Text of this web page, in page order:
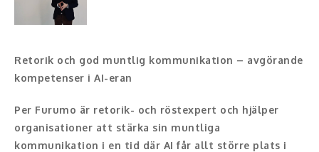
Moderator
Workshopledare, facilitator
Radio och TV-profiler
Underhållning och event
Retorik och god muntlig kommunikation – avgörande
kompetenser i AI-eran
Per Furumo är retorik- och röstexpert och hjälper
organisationer att stärka sin muntliga
kommunikation i en tid där AI får allt större plats i